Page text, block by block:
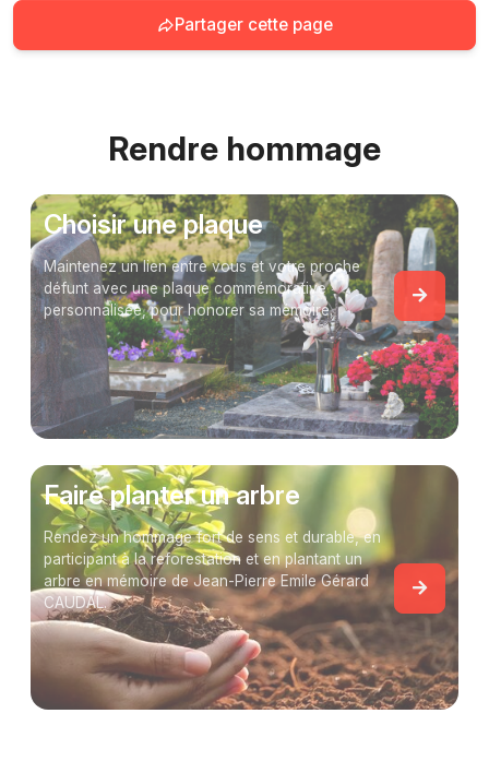
Partager cette page
Rendre hommage
Choisir une plaque
Maintenez un lien entre vous et votre proche
défunt avec une plaque commémorative
personnalisée, pour honorer sa mémoire.
Faire planter un arbre
Rendez un hommage fort de sens et durable, en
participant à la reforestation et en plantant un
arbre en mémoire de Jean-Pierre Emile Gérard
CAUDAL.